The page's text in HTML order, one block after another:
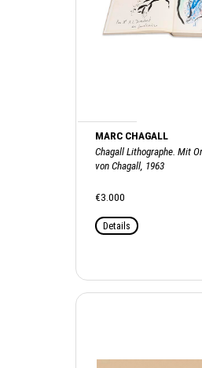
MARC CHAGALL
Chagall Lithographe. Mit
von Chagall, 1963
€3.000
Details